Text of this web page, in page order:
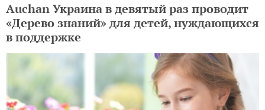
Auchan Украина в девятый раз проводит
«Дерево знаний» для детей, нуждающихся
в поддержке